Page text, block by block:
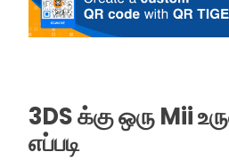
3DS க்கு ஒரு Mii
எப்படி